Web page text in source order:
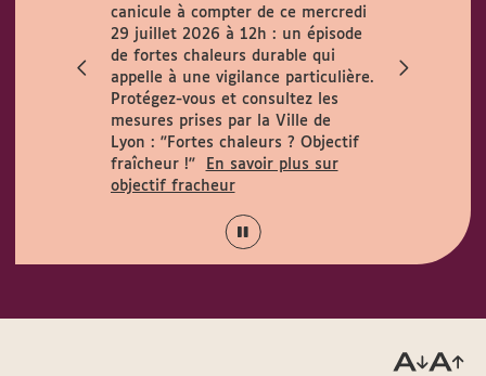
canicule à compter de ce mercredi
29 juillet 2026 à 12h : un épisode
de fortes chaleurs durable qui
appelle à une vigilance particulière.
Protégez-vous et consultez les
mesures prises par la Ville de
Lyon : "Fortes chaleurs ? Objectif
fraîcheur !"
En savoir plus sur
objectif fracheur